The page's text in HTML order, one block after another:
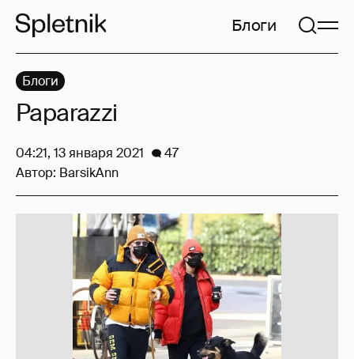
Блоги
Блоги
Paparazzi
04:21, 13 января 2021
47
Автор: BarsikAnn